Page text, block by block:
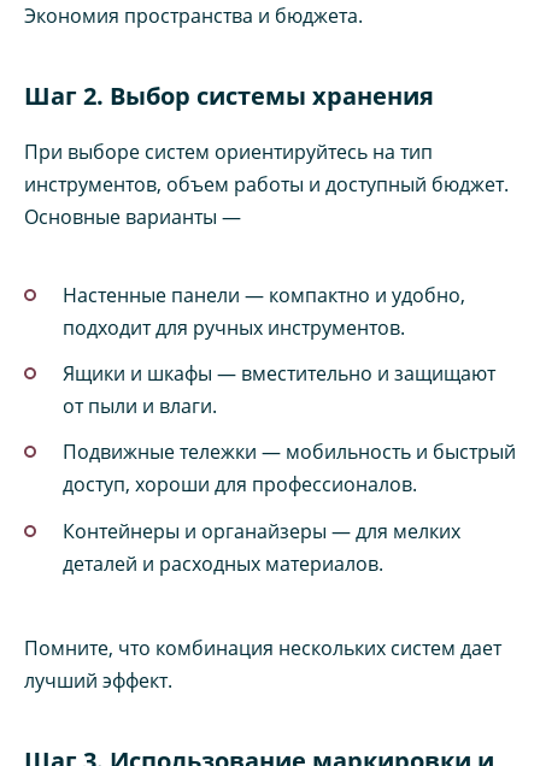
Экономия пространства и бюджета.
Шаг 2. Выбор системы хранения
При выборе систем ориентируйтесь на тип
инструментов, объем работы и доступный бюджет.
Основные варианты —
Настенные панели — компактно и удобно,
подходит для ручных инструментов.
Ящики и шкафы — вместительно и защищают
от пыли и влаги.
Подвижные тележки — мобильность и быстрый
доступ, хороши для профессионалов.
Контейнеры и органайзеры — для мелких
деталей и расходных материалов.
Помните, что комбинация нескольких систем дает
лучший эффект.